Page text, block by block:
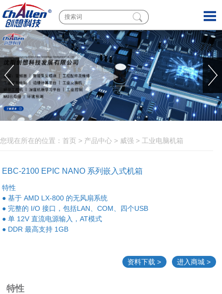
您现在所在的位置： 首页 > 产品中心 > 威强 > 工业电脑机箱
EBC-2100 EPIC NANO 系列嵌入式机箱
特性
● 基于 AMD LX-800 的无风扇系统
● 完整的 I/O 接口，包括LAN、COM、四个USB
● 单 12V 直流电源输入，AT模式
● DDR 最高支持 1GB
资料下载 > 进入商城 >
特性